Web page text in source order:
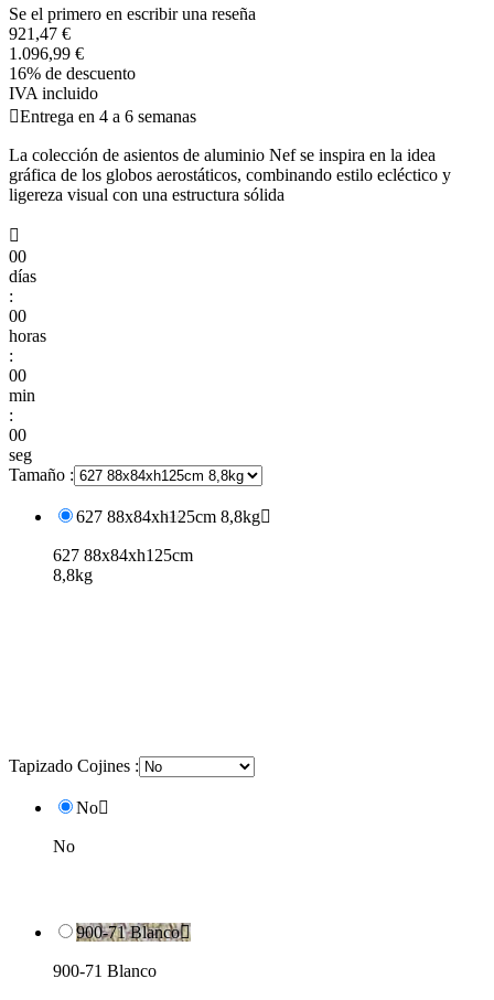
Se el primero en escribir una reseña
921,47 €
1.096,99 €
16% de descuento
IVA incluido
Entrega en 4 a 6 semanas
La colección de asientos de aluminio Nef se inspira en la idea
gráfica de los globos aerostáticos, combinando estilo ecléctico y
ligereza visual con una estructura sólida

00
días
:
00
horas
:
00
min
:
00
seg
Tamaño :
627 88x84xh125cm 8,8kg
627 88x84xh125cm
8,8kg
Tapizado Cojines :
No
No
900-71 Blanco
900-71 Blanco